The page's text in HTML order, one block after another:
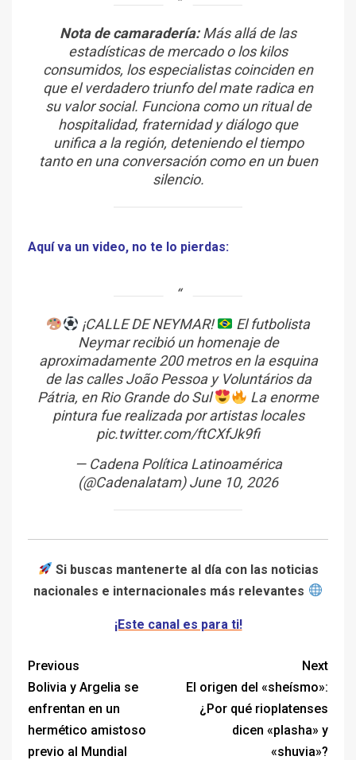
Nota de camaradería:Más allá de las
estadísticas de mercado o los kilos
consumidos, los especialistas coinciden en
que el verdadero triunfo del mate radica en
su valor social. Funciona como un ritual de
hospitalidad, fraternidad y diálogo que
unifica a la región, deteniendo el tiempo
tanto en una conversación como en un buen
silencio.
Aquí va un video, no te lo pierdas:
¡CALLE DE NEYMAR!
El futbolista
Neymar recibió un homenaje de
aproximadamente 200 metros en la esquina
de las calles João Pessoa y Voluntários da
Pátria, en Rio Grande do Sul
La enorme
pintura fue realizada por artistas locales
pic.twitter.com/ftCXfJk9fi
— Cadena Política Latinoamérica
(@Cadenalatam)June 10, 2026
Si buscas mantenerte al día con las noticias
nacionales e internacionales más relevantes
¡Este canal es para ti!
Previous
Bolivia y Argelia se
enfrentan en un
hermético amistoso
previo al Mundial
Next
El origen del «sheísmo»:
¿Por qué rioplatenses
dicen «plasha» y
«shuvia»?